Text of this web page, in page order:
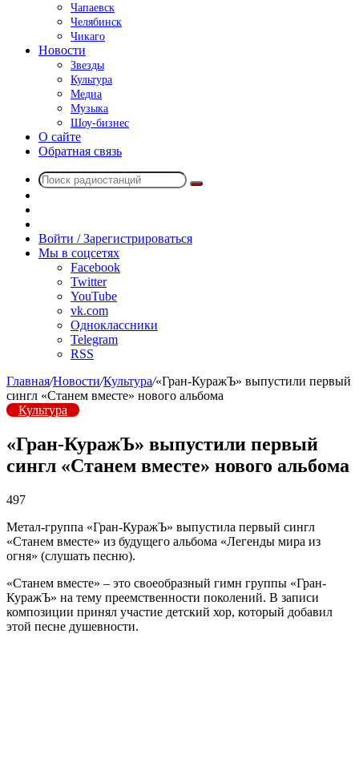
Чапаевск
Челябинск
Чикаго
Новости
Звезды
Культура
Медиа
Музыка
Шоу-бизнес
О сайте
Обратная связь
Поиск
радио
Войти / Зарегистрироваться
Мы в соцсетях
Facebook
Twitter
YouTube
vk.com
Одноклассники
Telegram
RSS
Главная/Новости/Культура/«Гран-КуражЪ» выпустили первый
сингл «Станем вместе» нового альбома
Культура
«Гран-КуражЪ» выпустили первый
сингл «Станем вместе» нового альбома
497
Метал-группа «Гран-КуражЪ» выпустила первый сингл
«Станем вместе» из будущего альбома «Легенды мира из
огня» (слушать песню).
«Станем вместе» – это своеобразный гимн группы «Гран-
КуражЪ» на тему преемственности поколений. В записи
композиции принял участие детский хор, который добавил
этой песне душевности.